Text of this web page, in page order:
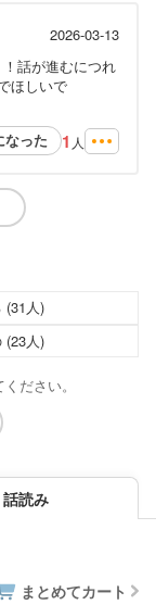
2026-03-13
話が進むにつれ
ほしいで
なった
1 人
(31人)
(23人)
ださい。
話読み
まとめてカート